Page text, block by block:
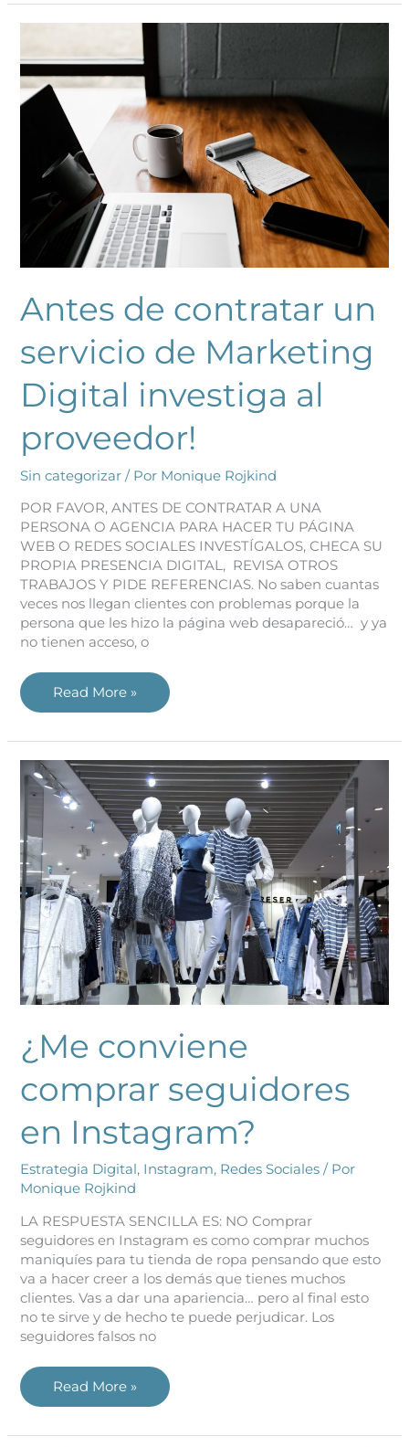
Antes de contratar un
servicio de Marketing
Digital investiga al
proveedor!
Sin categorizar / Por Monique Rojkind
POR FAVOR, ANTES DE CONTRATAR A UNA
PERSONA O AGENCIA PARA HACER TU PÁGINA
WEB O REDES SOCIALES INVESTÍGALOS, CHECA SU
PROPIA PRESENCIA DIGITAL, REVISA OTROS
TRABAJOS Y PIDE REFERENCIAS. No saben cuantas
veces nos llegan clientes con problemas porque la
persona que les hizo la página web desapareció… y ya
no tienen acceso, o
Antes
contratar
un
servicio
de
Marketing
Digital
investiga
proveedor!
Read More »
¿Me conviene
comprar seguidores
en Instagram?
Estrategia Digital , Instagram, Redes Sociales / Por
Monique Rojkind
LA RESPUESTA SENCILLA ES: NO Comprar
seguidores en Instagram es como comprar muchos
maniquíes para tu tienda de ropa pensando que esto
va a hacer creer a los demás que tienes muchos
clientes. Vas a dar una apariencia… pero al final esto
no te sirve y de hecho te puede perjudicar. Los
seguidores falsos no
¿Me
conviene
comprar
seguidores
en
Instagram?
Read More »